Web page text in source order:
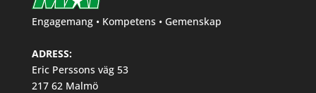
Engagemang • Kompetens • Gemenskap
ADRESS:
Eric Perssons väg 53
217 62 Malmö